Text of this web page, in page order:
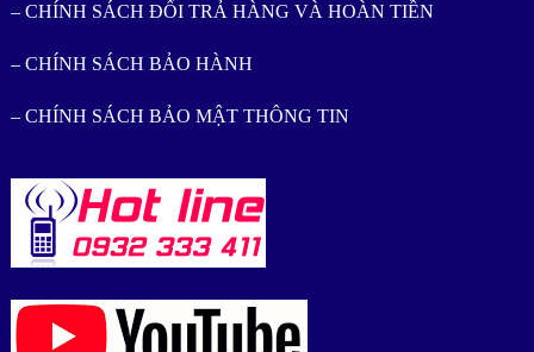
– CHÍNH SÁCH ĐỔI TRẢ HÀNG VÀ HOÀN TIỀN
– CHÍNH SÁCH BẢO HÀNH
– CHÍNH SÁCH BẢO MẬT THÔNG TIN